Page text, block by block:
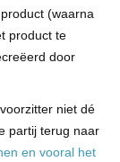
(waarna
product te
door
niet dé
partij terug naar
en vooral het